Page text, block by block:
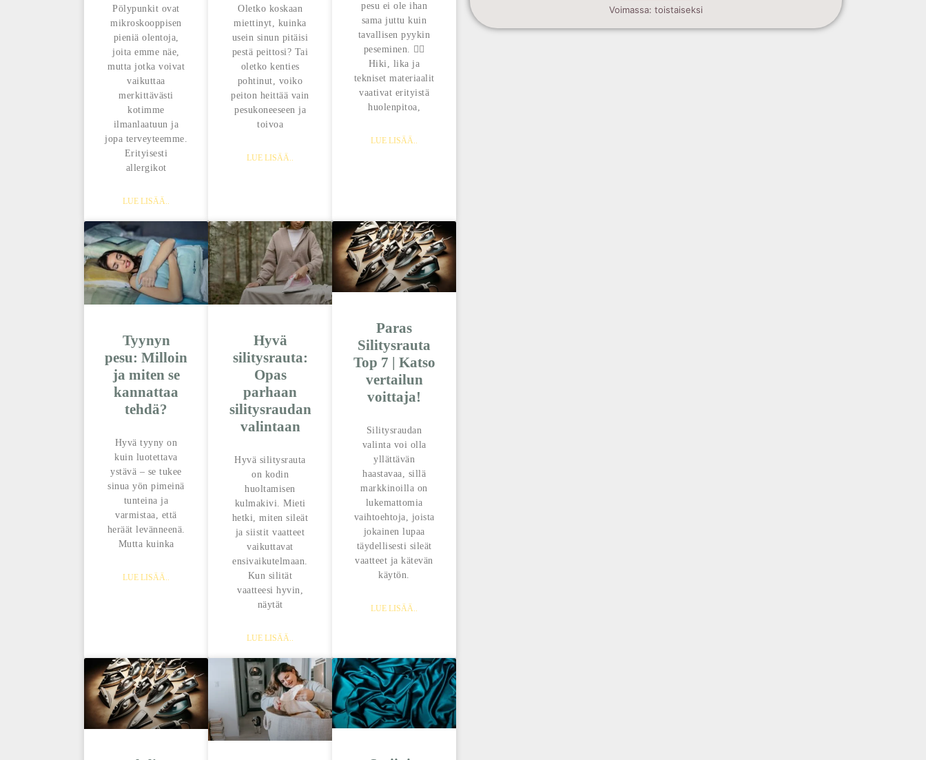
Pölypunkit ovat
mikroskooppisen
pieniä olentoja,
joita emme näe,
mutta jotka voivat
vaikuttaa
merkittävästi
kotimme
ilmanlaatuun ja
jopa terveyteemme.
Erityisesti
allergikot
LUE LISÄÄ..
Oletko koskaan
miettinyt, kuinka
usein sinun pitäisi
pestä peittosi? Tai
oletko kenties
pohtinut, voiko
peiton heittää vain
pesukoneeseen ja
toivoa
LUE LISÄÄ..
pesu ei ole ihan
sama juttu kuin
tavallisen pyykin
peseminen. 🏃‍♂️
Hiki, lika ja
tekniset materiaalit
vaativat erityistä
huolenpitoa,
LUE LISÄÄ..
Tyynyn
pesu: Milloin
ja miten se
kannattaa
tehdä?
Hyvä tyyny on
kuin luotettava
ystävä – se tukee
sinua yön pimeinä
tunteina ja
varmistaa, että
heräät levänneenä.
Mutta kuinka
LUE LISÄÄ..
Hyvä
silitysrauta:
Opas
parhaan
silitysraudan
valintaan
Hyvä silitysrauta
on kodin
huoltamisen
kulmakivi. Mieti
hetki, miten sileät
ja siistit vaatteet
vaikuttavat
ensivaikutelmaan.
Kun silität
vaatteesi hyvin,
näytät
LUE LISÄÄ..
Paras
Silitysrauta
Top 7 | Katso
vertailun
voittaja!
Silitysraudan
valinta voi olla
yllättävän
haastavaa, sillä
markkinoilla on
lukemattomia
vaihtoehtoja, joista
jokainen lupaa
täydellisesti sileät
vaatteet ja kätevän
käytön.
LUE LISÄÄ..
Voimassa: toistaiseksi